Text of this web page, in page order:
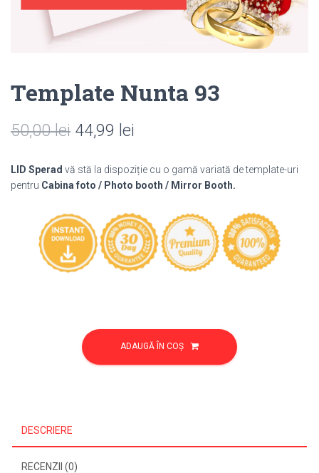
Template Nunta 93
50,00lei Prețul
a
50,00 lei.
44,99 lei
este:
44,99 lei.
LID Sperad vă stă la dispoziție cu o gamă variată de template-uri
pentru Cabina foto / Photo booth / Mirror Booth.
ADAUGĂ ÎN COȘ
DESCRIERE
RECENZII (0)